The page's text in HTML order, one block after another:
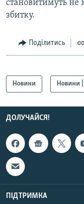
становитимуть не
збитку.
Поділитись
Новини Новини |
ДОЛУЧАЙСЯ!
ПІДТРИМКА